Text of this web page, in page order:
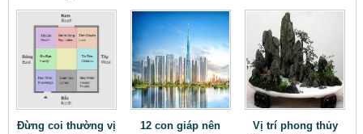
Đừng coi thường vị
12 con giáp nên
Vị trí phong thủy